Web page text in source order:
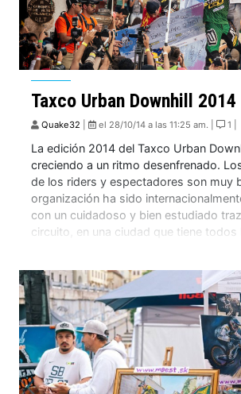
Taxco Urban Downhill 2014
Quake32 el 28/10/14 a las 11:25 am. | 1 |
La edición 2014 del Taxco Urban
creciendo a un ritmo desenfrenado.
de los riders y espectadores son muy
organización ha sido
con un cuidadoso y bien estudiado
circuito, en una ciudad que tiene todos